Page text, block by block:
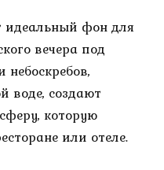
идеальный фон для
вечера под
воде, создают
которую
или отеле.